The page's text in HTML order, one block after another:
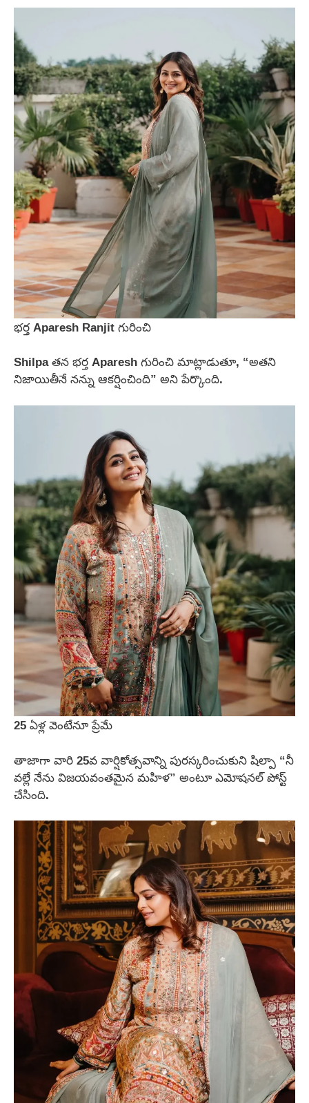
భర్త Aparesh Ranjit గురించి
Shilpa తన భర్త Aparesh గురించి మాట్లాడుతూ, “అతని
నిజాయితీనే నన్ను ఆకర్షించింది” అని పేర్కొంది.
25 ఏళ్ల వెంటేనూ ప్రేమే
తాజాగా వారి 25వ వార్షికోత్సవాన్ని పురస్కరించుకుని షిల్పా “నీ
వల్లే నేను విజయవంతమైన మహిళ” అంటూ ఎమోషనల్ పోస్ట్
చేసింది.